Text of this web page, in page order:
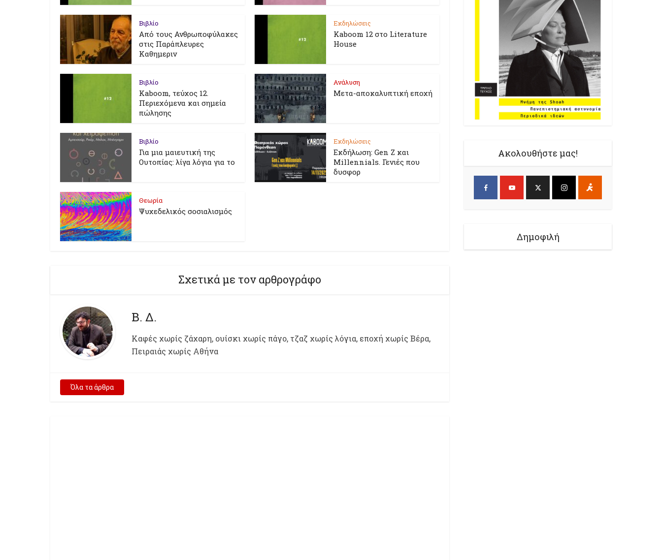
Βιβλίο
Από τους Ανθρωποφύλακες
στις Παράπλευρες
Καθημεριν
Εκδηλώσεις
Kaboom 12 στο Literature
House
Βιβλίο
Kaboom, τεύχος 12.
Περιεχόμενα και σημεία
πώλησης
Ανάλυση
Μετα-αποκαλυπτική εποχή
Βιβλίο
Για μια μαιευτική της
Ουτοπίας: λίγα λόγια για το
Εκδηλώσεις
Εκδήλωση: Gen Z και
Millennials. Γενιές που
δυσφορ
Θεωρία
Ψυχεδελικός σοσιαλισμός
Σχετικά με τον αρθρογράφο
Β. Δ.
Kαφές χωρίς ζάχαρη, ουίσκι χωρίς πάγο, τζαζ χωρίς λόγια, εποχή χωρίς Βέρα,
Πειραιάς χωρίς Αθήνα
Όλα τα άρθρα
Ακολουθήστε μας!
Δημοφιλή